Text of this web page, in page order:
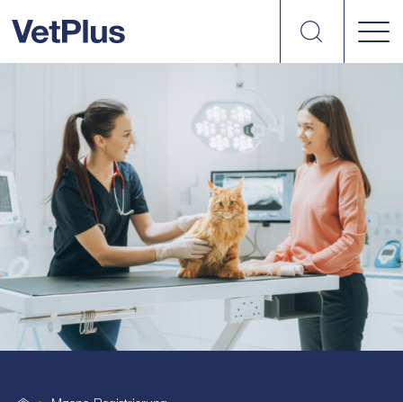
suchen